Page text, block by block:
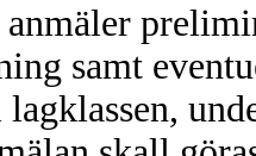
anmäler
samt